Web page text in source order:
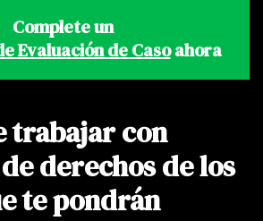
Complete un
Evaluación de Casoahora
trabajar con
derechos de los
te pondrán